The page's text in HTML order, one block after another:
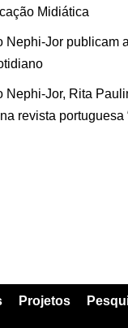
Midiática
Nephi-Jor publicam
Nephi-Jor, Rita
revista portuguesa
Projetos